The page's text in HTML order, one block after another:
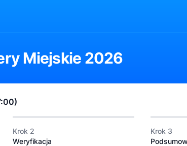
Miejskie 2026
Krok 2
Weryfikacja
Krok 3